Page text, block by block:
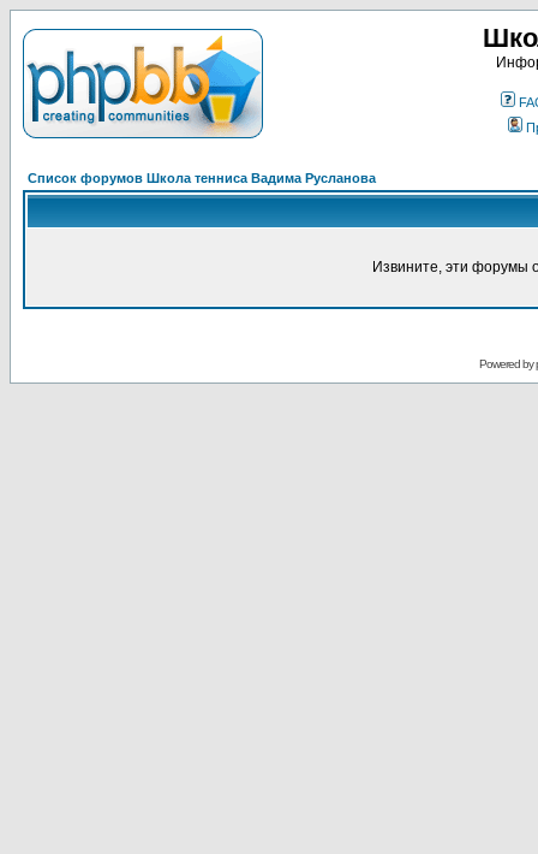
Список форумов Школа тенниса Вадима Русланова
Извините, эти форумы
Powered by